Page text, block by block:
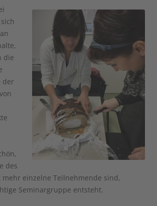
die
der
des
mehr einzelne Teilnehmende sind,
Seminargruppe entsteht.